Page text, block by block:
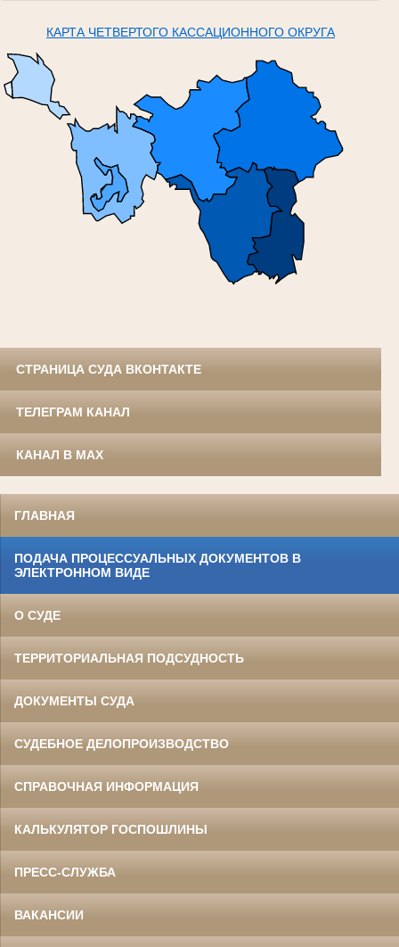
КАРТА ЧЕТВЕРТОГО КАССАЦИОННОГО ОКРУГА
СТРАНИЦА СУДА ВКОНТАКТЕ
ТЕЛЕГРАМ КАНАЛ
КАНАЛ В MAX
ГЛАВНАЯ
ПОДАЧА ПРОЦЕССУАЛЬНЫХ ДОКУМЕНТОВ В
ЭЛЕКТРОННОМ ВИДЕ
О СУДЕ
ТЕРРИТОРИАЛЬНАЯ ПОДСУДНОСТЬ
ДОКУМЕНТЫ СУДА
СУДЕБНОЕ ДЕЛОПРОИЗВОДСТВО
СПРАВОЧНАЯ ИНФОРМАЦИЯ
КАЛЬКУЛЯТОР ГОСПОШЛИНЫ
ПРЕСС-СЛУЖБА
ВАКАНСИИ